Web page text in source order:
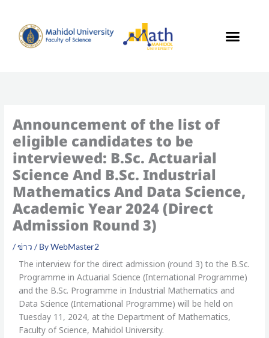
content
Announcement of the list of
eligible candidates to be
interviewed: B.Sc. Actuarial
Science And B.Sc. Industrial
Mathematics And Data Science,
Academic Year 2024 (Direct
Admission Round 3)
/ข่าว / ByWebMaster2
The interview for the direct admission (round 3) to the B.Sc.
Programme in Actuarial Science (International Programme)
and the B.Sc. Programme in Industrial Mathematics and
Data Science (International Programme) will be held on
Tuesday 11, 2024, at the Department of Mathematics,
Faculty of Science, Mahidol University.